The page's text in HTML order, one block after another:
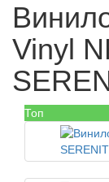
Vinyl
Топ